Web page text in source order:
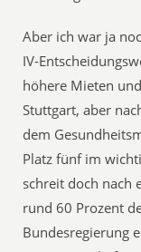
Aber ich war ja
IV-
höhere Mieten
Stuttgart, aber
dem
Platz fünf im
schreit doch nach
rund 60 Prozent
Bundesregierung